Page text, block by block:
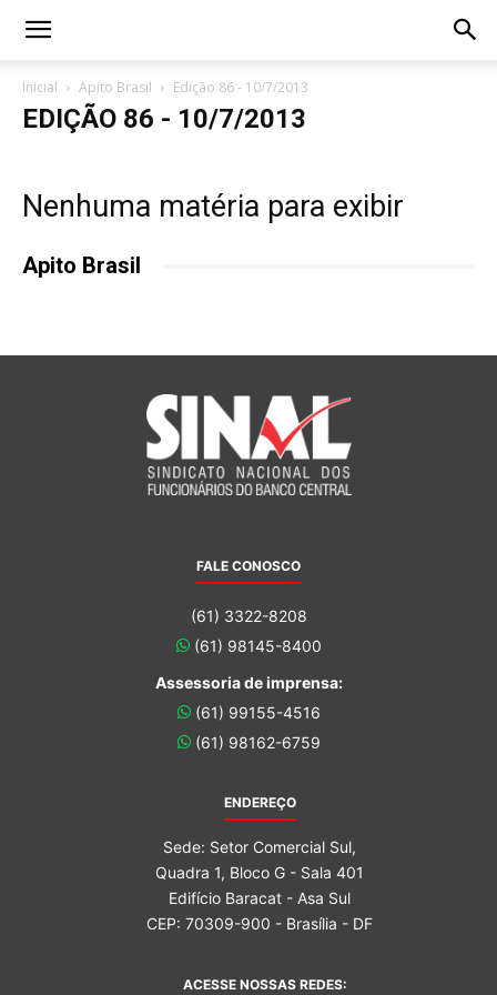
Inicial Apito Brasil Edição 86 - 10/7/2013
EDIÇÃO 86 - 10/7/2013
Nenhuma matéria para exibir
Apito Brasil
FALE CONOSCO
(61) 3322-8208
(61) 98145-8400
Assessoria de imprensa:
(61) 99155-4516
(61) 98162-6759
ENDEREÇO
Sede: Setor Comercial Sul,
Quadra 1, Bloco G - Sala 401
Edifício Baracat - Asa Sul
CEP: 70309-900 - Brasília - DF
ACESSE NOSSAS REDES: